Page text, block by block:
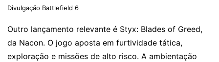
Divulgação Battlefield 6
Outro lançamento relevante é Styx: Blades of Greed,
da Nacon. O jogo aposta em furtividade tática,
exploração e missões de alto risco. A ambientação